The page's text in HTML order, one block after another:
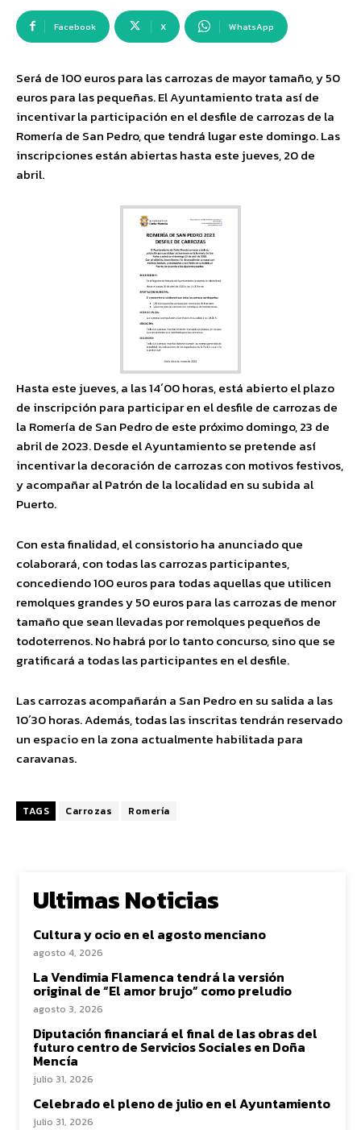
Facebook X WhatsApp
Será de 100 euros para las carrozas de mayor tamaño, y 50
euros para las pequeñas. El Ayuntamiento trata así de
incentivar la participación en el desfile de carrozas de la
Romería de San Pedro, que tendrá lugar este domingo. Las
inscripciones están abiertas hasta este jueves, 20 de
abril.
Hasta este jueves, a las 14´00 horas, está abierto el plazo
de inscripción para participar en el desfile de carrozas de
la Romería de San Pedro de este próximo domingo, 23 de
abril de 2023. Desde el Ayuntamiento se pretende así
incentivar la decoración de carrozas con motivos festivos,
y acompañar al Patrón de la localidad en su subida al
Puerto.
Con esta finalidad, el consistorio ha anunciado que
colaborará, con todas las carrozas participantes,
concediendo 100 euros para todas aquellas que utilicen
remolques grandes y 50 euros para las carrozas de menor
tamaño que sean llevadas por remolques pequeños de
todoterrenos. No habrá por lo tanto concurso, sino que se
gratificará a todas las participantes en el desfile.
Las carrozas acompañarán a San Pedro en su salida a las
10´30 horas. Además, todas las inscritas tendrán reservado
un espacio en la zona actualmente habilitada para
caravanas.
TAGS Carrozas Romería
Ultimas Noticias
Cultura y ocio en el agosto menciano
agosto 4, 2026
La Vendimia Flamenca tendrá la versión
original de “El amor brujo” como preludio
agosto 3, 2026
Diputación financiará el final de las obras del
futuro centro de Servicios Sociales en Doña
Mencía
julio 31, 2026
Celebrado el pleno de julio en el Ayuntamiento
julio 31, 2026